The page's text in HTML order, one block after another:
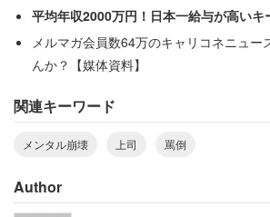
平均年収2000万円！日本一給与が高いキ
メルマガ会員数64万のキャリコネニュー
んか？【媒体資料】
関連キーワード
メンタル崩壊 上司 罵倒
Author